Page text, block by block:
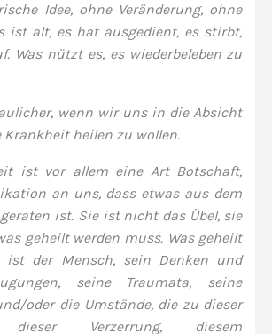
Idee, ohne Veränderung, ohne
ist alt, es hat ausgedient, es stirbt,
Was nützt es, es wiederbeleben zu
wenn wir uns in die Absicht
Krankheit heilen zu wollen.
ist vor allem eine Art Botschaft,
an uns, dass etwas aus dem
ist. Sie ist nicht das Übel, sie
geheilt werden muss. Was geheilt
ist der Mensch, sein Denken und
seine Traumata, seine
oder die Umstände, die zu dieser
dieser Verzerrung, diesem